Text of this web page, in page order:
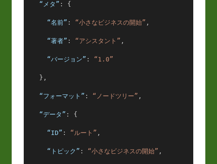
“メタ” : {
“名前” : “小さなビジネスの開始” ,
“著者” : “アシスタント” ,
“バージョン” : “1.0”
},
“フォーマット” : “ノードツリー” ,
“データ” : {
“ID” : “ルート” ,
“トピック” : “小さなビジネスの開始” ,